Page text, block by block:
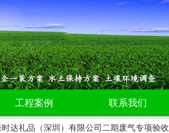
工程案例 联系我们
时达礼品（深圳）有限公司二期废气专项验收